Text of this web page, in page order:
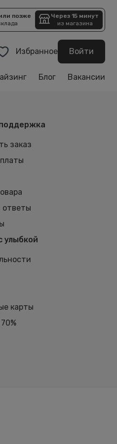
позже
Через 15 минут
из магазина
Избранное Войти
Блог Вакансии
заказ
ответы
улыбкой
карты